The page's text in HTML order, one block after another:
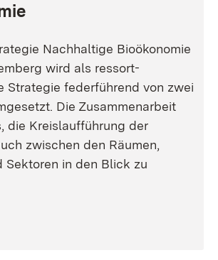
Nachhaltige Bioökonomie
wird als ressort-
Strategie federführend von zwei
Die Zusammenarbeit
die Kreislaufführung der
zwischen den Räumen,
Sektoren in den Blick zu